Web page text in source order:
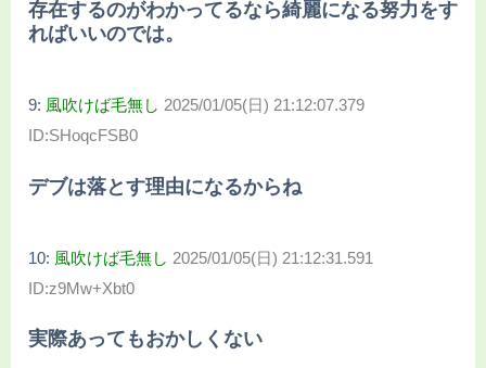
存在するのがわかってるなら綺麗になる努力をす
ればいいのでは。
9: 風吹けば毛無し 2025/01/05(日) 21:12:07.379
ID:SHoqcFSB0
デブは落とす理由になるからね
10: 風吹けば毛無し 2025/01/05(日) 21:12:31.591
ID:z9Mw+Xbt0
実際あってもおかしくない